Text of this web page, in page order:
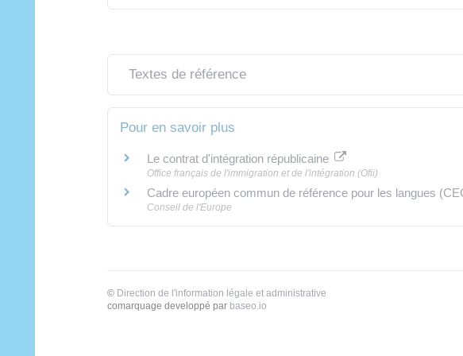
Textes de référence
Pour en savoir plus
Le contrat d'intégration républicaine
Office français de l'immigration et de l'intégration (Ofii)
Cadre européen commun de référence pour les langues
Conseil de l'Europe
© Direction de l'information légale et administrative
comarquage developpé par baseo.io